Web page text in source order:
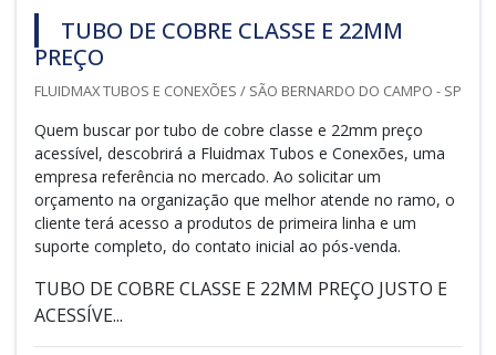
TUBO DE COBRE CLASSE E 22MM
PREÇO
FLUIDMAX TUBOS E CONEXÕES / SÃO BERNARDO DO CAMPO - SP
Quem buscar por tubo de cobre classe e 22mm preço
acessível, descobrirá a Fluidmax Tubos e Conexões, uma
empresa referência no mercado. Ao solicitar um
orçamento na organização que melhor atende no ramo, o
cliente terá acesso a produtos de primeira linha e um
suporte completo, do contato inicial ao pós-venda.
TUBO DE COBRE CLASSE E 22MM PREÇO JUSTO E
ACESSÍVE...